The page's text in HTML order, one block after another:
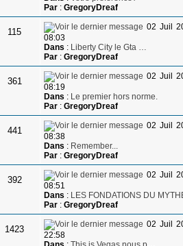
Par: GregoryDreaf
115
02 Juil
08:03
Dans : Liberty City le Gta …
Par: GregoryDreaf
361
02 Juil
08:19
Dans : Le premier hors norme.
Par: GregoryDreaf
441
02 Juil
08:38
Dans : Remember...
Par: GregoryDreaf
392
02 Juil
08:51
Dans : LES FONDATIONS DU
Par: GregoryDreaf
1423
02 Juil
22:58